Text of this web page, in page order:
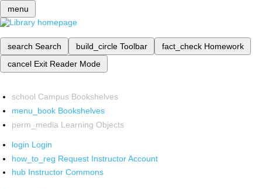
menu
search Search build_circle Toolbar fact_check Homework
cancel Exit Reader Mode
school Campus Bookshelves
menu_book Bookshelves
perm_media Learning Objects
login Login
how_to_reg Request Instructor Account
hub Instructor Commons